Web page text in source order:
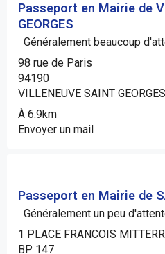
Passeport en Mairie de
GEORGES
Généralement beaucoup
98 rue de Paris
94190
VILLENEUVE SAINT GEORGES
À 6.9km
Envoyer un mail
Passeport en Mairie de
Généralement un peu
1 PLACE FRANCOIS
BP 147